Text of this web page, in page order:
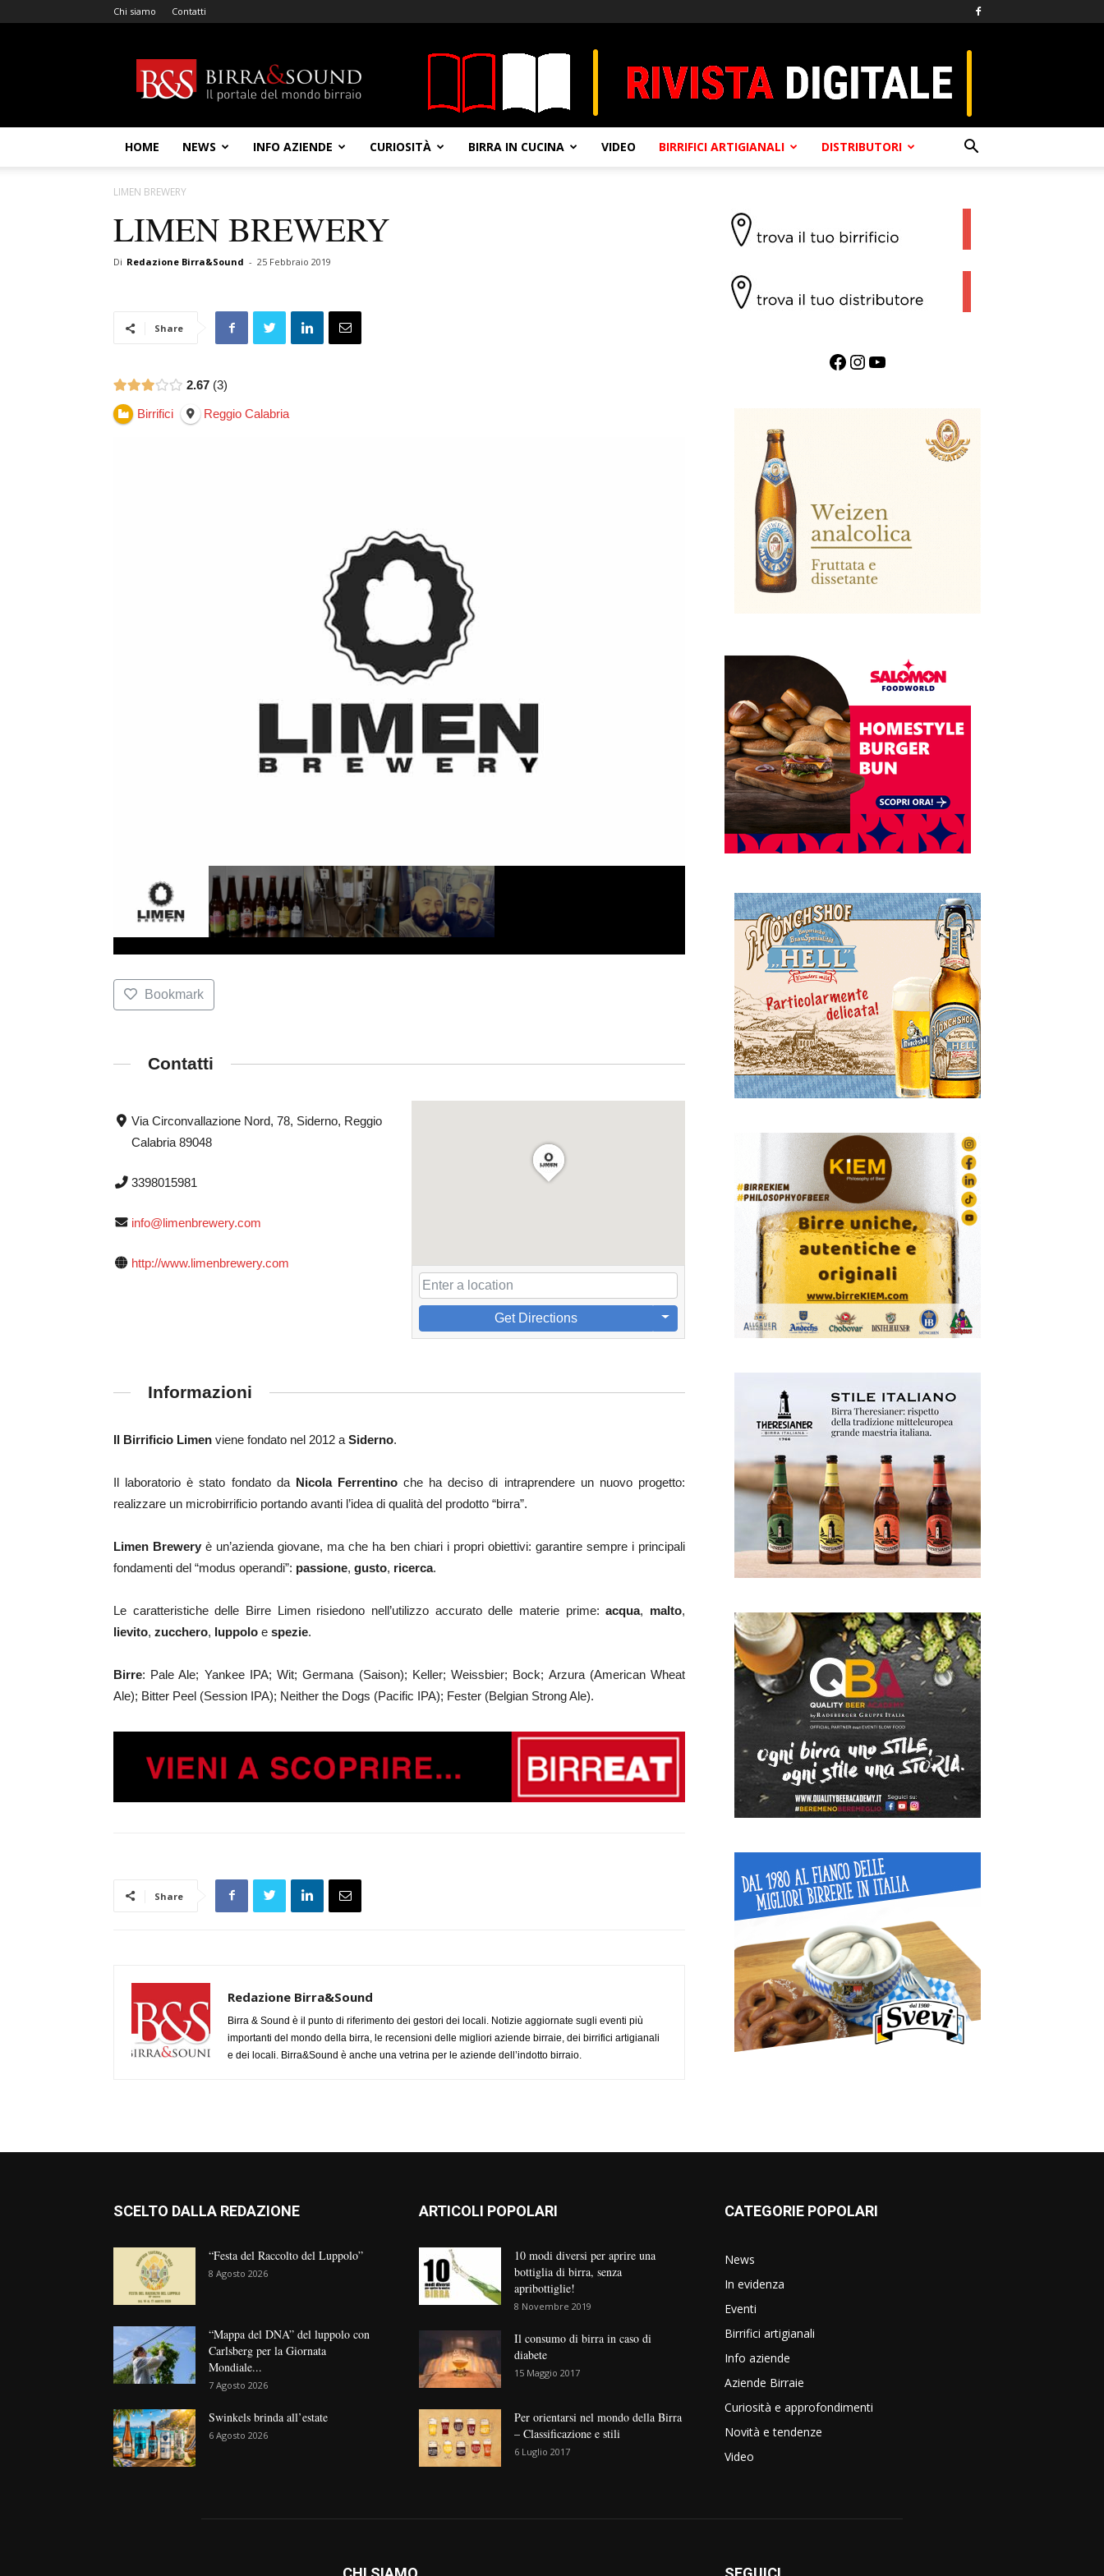
Chi siamo Contatti
&
Sound
HOME NEWS INFO AZIENDE CURIOSITÀ BIRRA IN CUCINA VIDEO BIRRIFICI ARTIGIANALI DISTRIBUTORI
LIMEN BREWERY
LIMEN BREWERY
Di Redazione Birra&Sound - 25 Febbraio 2019
Share
2.67 3
Birrifici Reggio Calabria
Bookmark
Contatti
Via Circonvallazione Nord, 78, Siderno, Reggio
Calabria 89048
3398015981
info@limenbrewery.com
http://www.limenbrewery.com
Get Directions
Informazioni
Il Birrificio Limen viene fondato nel 2012 a Siderno.
Il laboratorio è stato fondato da Nicola Ferrentinoche ha deciso di intraprendere un nuovo progetto:
realizzare un microbirrificio portando avanti l’idea di qualità del prodotto “birra”.
Limen Brewery è un’azienda giovane, ma che ha ben chiari i propri obiettivi: garantire sempre i principali
fondamenti del “modus operandi”: passione, gusto, ricerca.
Le caratteristiche delle Birre Limen risiedono nell’utilizzo accurato delle materie prime:acqua, malto,
lievito, zucchero, luppolo e spezie.
Birre: Pale Ale; Yankee IPA; Wit; Germana (Saison); Keller; Weissbier; Bock; Arzura (American Wheat
Ale); Bitter Peel (Session IPA); Neither the Dogs (Pacific IPA); Fester (Belgian Strong Ale).
Share
Redazione Birra&Sound
Birra & Sound è il punto di riferimento dei gestori dei locali. Notizie aggiornate sugli eventi più
importanti del mondo della birra, le recensioni delle migliori aziende birraie, dei birrifici artigianali
e dei locali. Birra&Sound è anche una vetrina per le aziende dell’indotto birraio.
Facebook InstagramYouTube
SCELTO DALLA REDAZIONE
“Festa del Raccolto del Luppolo”
8 Agosto 2026
“Mappa del DNA” del luppolo con
Carlsberg per la Giornata
Mondiale...
7 Agosto 2026
Swinkels brinda all’estate
6 Agosto 2026
ARTICOLI POPOLARI
10 modi diversi per aprire una
bottiglia di birra, senza
apribottiglie!
8 Novembre 2019
Il consumo di birra in caso di
diabete
15 Maggio 2017
Per orientarsi nel mondo della Birra
– Classificazione e stili
6 Luglio 2017
CATEGORIE POPOLARI
News
In evidenza
Eventi
Birrifici artigianali
Info aziende
Aziende Birraie
Curiosità e approfondimenti
Novità e tendenze
Video